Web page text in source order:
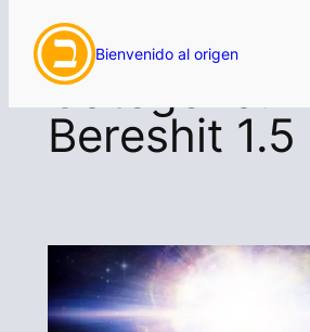
Saltar
Bienvenido al origen
Categoría:
Bereshit 1.5